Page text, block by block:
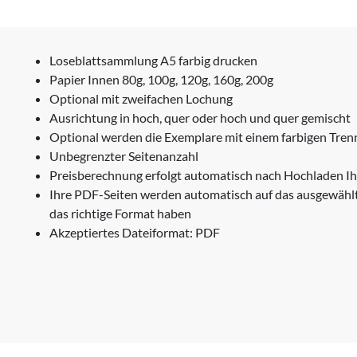
Loseblattsammlung A5 farbig drucken
Papier Innen 80g, 100g, 120g, 160g, 200g
Optional mit zweifachen Lochung
Ausrichtung in hoch, quer oder hoch und quer gemischt
Optional werden die Exemplare mit einem farbigen
Unbegrenzter Seitenanzahl
Preisberechnung erfolgt automatisch nach Hochladen
Ihre PDF-Seiten werden automatisch auf das
das richtige Format haben
Akzeptiertes Dateiformat: PDF